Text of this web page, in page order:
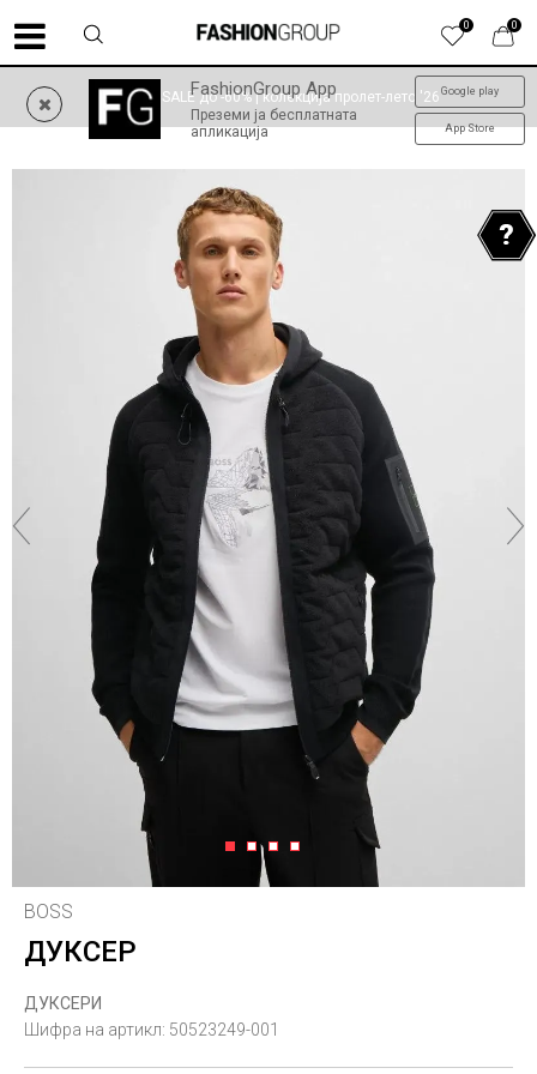
0
0
FashionGroup App
Преземи ја бесплатната
апликација
Google play
App Store
SUMMER SALE до -60% | колекција пролет-лето '26
1 2 3 4
BOSS
ДУКСЕР
ДУКСЕРИ
Шифра на артикл: 50523249-001